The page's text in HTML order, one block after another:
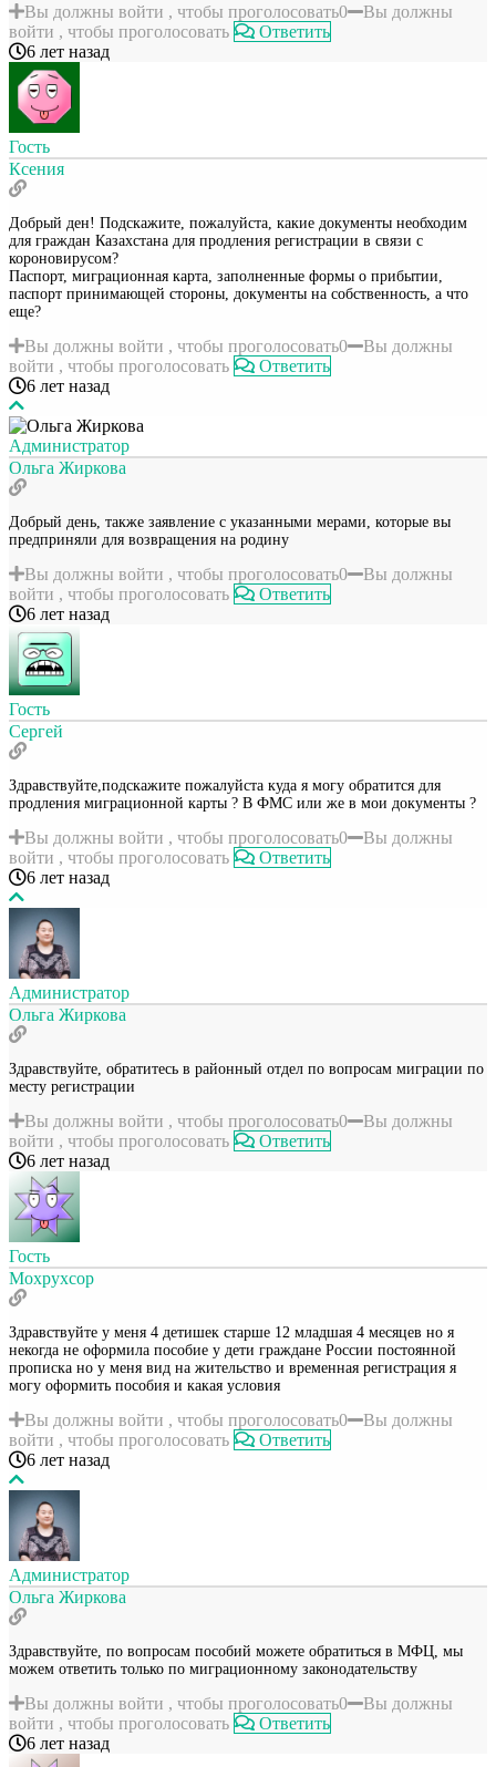
Вы должны войти , чтобы проголосовать0
Вы должны
войти , чтобы проголосовать
Ответить
6 лет назад
Гость
Ксения
Добрый ден! Подскажите, пожалуйста, какие документы необходим
для граждан Казахстана для продления регистрации в связи с
короновирусом?
Паспорт, миграционная карта, заполненные формы о прибытии,
паспорт принимающей стороны, документы на собственность, а что
еще?
Вы должны войти , чтобы проголосовать0
Вы должны
войти , чтобы проголосовать
Ответить
6 лет назад
Администратор
Ольга Жиркова
Добрый день, также заявление с указанными мерами, которые вы
предприняли для возвращения на родину
Вы должны войти , чтобы проголосовать0
Вы должны
войти , чтобы проголосовать
Ответить
6 лет назад
Гость
Сергей
Здравствуйте,подскажите пожалуйста куда я могу обратится для
продления миграционной карты ? В ФМС или же в мои документы ?
Вы должны войти , чтобы проголосовать0
Вы должны
войти , чтобы проголосовать
Ответить
6 лет назад
Администратор
Ольга Жиркова
Здравствуйте, обратитесь в районный отдел по вопросам миграции по
месту регистрации
Вы должны войти , чтобы проголосовать0
Вы должны
войти , чтобы проголосовать
Ответить
6 лет назад
Гость
Мохрухсор
Здравствуйте у меня 4 детишек старше 12 младшая 4 месяцев но я
некогда не оформила пособие у дети граждане России постоянной
прописка но у меня вид на жительство и временная регистрация я
могу оформить пособия и какая условия
Вы должны войти , чтобы проголосовать0
Вы должны
войти , чтобы проголосовать
Ответить
6 лет назад
Администратор
Ольга Жиркова
Здравствуйте, по вопросам пособий можете обратиться в МФЦ, мы
можем ответить только по миграционному законодательству
Вы должны войти , чтобы проголосовать0
Вы должны
войти , чтобы проголосовать
Ответить
6 лет назад